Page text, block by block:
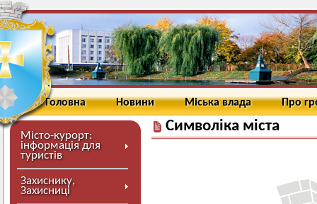
Головна Новини Міська влада Про
Місто-курорт:
інформація для
туристів
Захиснику,
Захисниці
Символіка міста